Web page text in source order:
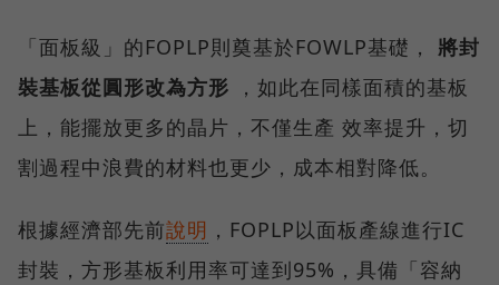
「面板級」的FOPLP則奠基於FOWLP基礎， 將封
裝基板從圓形改為方形 ，如此在同樣面積的基板
上，能擺放更多的晶片，不僅生產 效率提升，切
割過程中浪費的材料也更少，成本相對降低。
根據經濟部先前說明 ，FOPLP以面板產線進行IC
封裝，方形基板利用率可達到95%，具備「容納